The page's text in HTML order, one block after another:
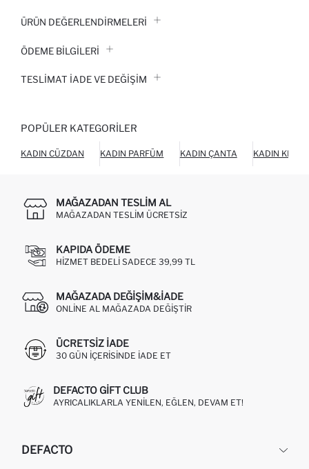
ÜRÜN DEĞERLENDİRMELERİ
ÖDEME BİLGİLERİ
TESLIMAT İADE VE DEĞIŞIM
POPÜLER KATEGORILER
KADIN CÜZDAN KADIN PARFÜM KADIN ÇANTA KADIN
MAĞAZADAN TESLIM AL
MAĞAZADAN TESLIM ÜCRETSIZ
KAPIDA ÖDEME
HIZMET BEDELI SADECE 39,99 TL
MAĞAZADA DEĞIŞIM&İADE
ONLINE AL MAĞAZADA DEĞIŞTIR
ÜCRETSIZ IADE
30 GÜN IÇERISINDE IADE ET
DEFACTO GIFT CLUB
AYRICALIKLARLA YENILEN, EĞLEN, DEVAM ET!
DEFACTO